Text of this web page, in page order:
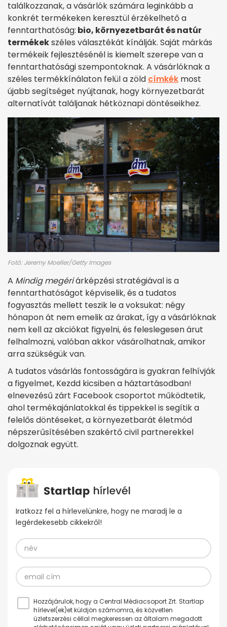
találkozzanak, a vásárlók számára leginkább a
konkrét termékeken keresztül érzékelhető a
fenntarthatóság: bio, környezetbarát és natúr
termékekszéles választékát kínálják. Saját márkás
termékeik fejlesztésénél is kiemelt szerepe van a
fenntarthatósági szempontoknak. A vásárlóknak a
széles termékkínálaton felül a zöld címkék most
újabb segítséget nyújtanak, hogy környezetbarát
alternatívát találjanak hétköznapi döntéseikhez.
Fotó: Jeremy Moeller/Getty Images
A Mindig megériárképzési stratégiával is a
fenntarthatóságot képviselik, és a tudatos
fogyasztás mellett teszik le a voksukat: négy
hónapon át nem emelik az árakat, így a vásárlóknak
nem kell az akciókat figyelni, és feleslegesen árut
felhalmozni, valóban akkor vásárolhatnak, amikor
arra szükségük van.
A tudatos vásárlás fontosságára is gyakran felhívják
a figyelmet, Kezdd kicsiben a háztartásodban!
elnevezésű zárt Facebook csoportot működtetik,
ahol termékajánlatokkal és tippekkel is segítik a
felelős döntéseket, a környezetbarát életmód
népszerűsítésében szakértő civil partnerekkel
dolgoznak együtt.
Iratkozz fel a hírlevelünkre, hogy ne maradj le a
legérdekesebb cikkekről!
Hozzájárulok, hogy a Central Médiacsoport Zrt. Startlap
hírlevel(ek)et küldjön számomra, és közvetlen
üzletszerzési céllal megkeressen az általam megadott